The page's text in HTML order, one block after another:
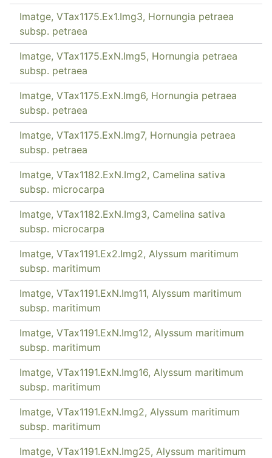
Imatge, VTax1175.Ex1.Img3, Hornungia petraea
subsp. petraea
Imatge, VTax1175.ExN.Img5, Hornungia petraea
subsp. petraea
Imatge, VTax1175.ExN.Img6, Hornungia petraea
subsp. petraea
Imatge, VTax1175.ExN.Img7, Hornungia petraea
subsp. petraea
Imatge, VTax1182.ExN.Img2, Camelina sativa
subsp. microcarpa
Imatge, VTax1182.ExN.Img3, Camelina sativa
subsp. microcarpa
Imatge, VTax1191.Ex2.Img2, Alyssum maritimum
subsp. maritimum
Imatge, VTax1191.ExN.Img11, Alyssum maritimum
subsp. maritimum
Imatge, VTax1191.ExN.Img12, Alyssum maritimum
subsp. maritimum
Imatge, VTax1191.ExN.Img16, Alyssum maritimum
subsp. maritimum
Imatge, VTax1191.ExN.Img2, Alyssum maritimum
subsp. maritimum
Imatge, VTax1191.ExN.Img25, Alyssum maritimum